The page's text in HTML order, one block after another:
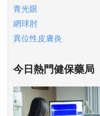
青光眼
網球肘
異位性皮膚炎
今日熱門健保藥局